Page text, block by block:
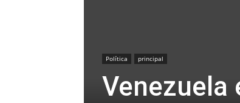
Política principal
Venezuela